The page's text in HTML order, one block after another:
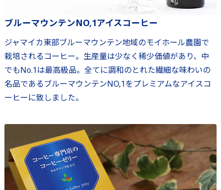
ブルーマウンテンNO,1アイスコーヒー
ジャマイカ東部ブルーマウンテン地域のモイホール農園で
栽培されるコーヒー。生産量は少なく稀少価値があり、中
でもNo.1は最高級品。全てに調和のとれた繊細な味わいの
名品であるブルーマウンテンNO,1をプレミアムなアイスコ
ーヒーに致しました。